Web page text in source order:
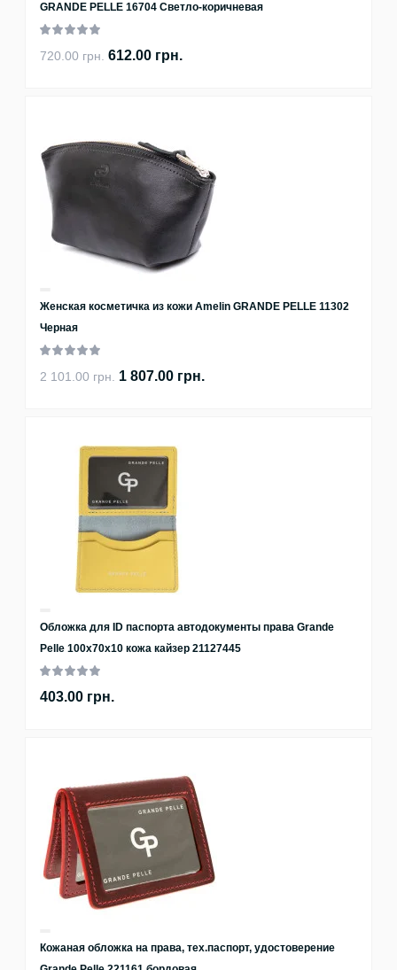
GRANDE PELLE 16704 Светло-коричневая
720.00 грн. 612.00 грн.
Женская косметичка из кожи Amelin GRANDE PELLE 11302
Черная
2 101.00 грн. 1 807.00 грн.
Обложка для ID паспорта автодокументы права Grande
Pelle 100х70х10 кожа кайзер 21127445
403.00 грн.
Кожаная обложка на права, тех.паспорт, удостоверение